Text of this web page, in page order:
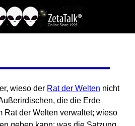
wieso der Rat der Welten nicht
die die Erde
Rat der Welten verwaltet; wieso